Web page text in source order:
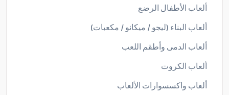
ألعاب الأطفال الرضع
ألعاب البناء (ليجو / ميكانو / مكعبات)
ألعاب الدمى وأطقم اللعب
ألعاب الكروت
ألعاب واكسسوارات الألعاب